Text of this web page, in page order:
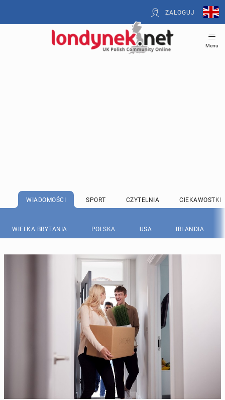
ZALOGUJ
Menu
WIADOMOŚCI SPORT CZYTELNIA CIEKAWOSTKI
WIELKA BRYTANIA POLSKA USA IRLANDIA